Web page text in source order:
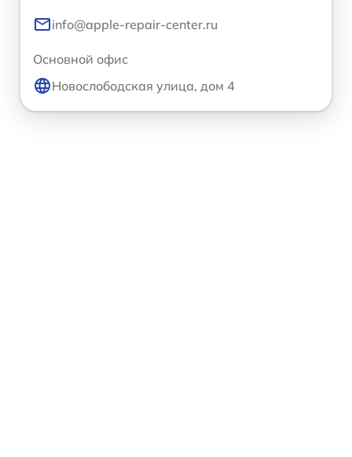
info@apple-repair-center.ru
Основной офис
Новослободская улица, дом 4